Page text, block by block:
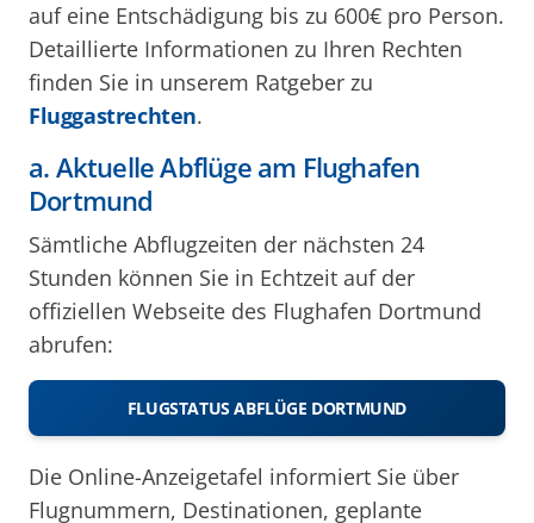
auf eine Entschädigung bis zu 600€ pro Person.
Detaillierte Informationen zu Ihren Rechten
finden Sie in unserem Ratgeber zu
Fluggastrechten.
a. Aktuelle Abflüge am Flughafen
Dortmund
Sämtliche Abflugzeiten der nächsten 24
Stunden können Sie in Echtzeit auf der
offiziellen Webseite des Flughafen Dortmund
abrufen:
FLUGSTATUS ABFLÜGE DORTMUND
Die Online-Anzeigetafel informiert Sie über
Flugnummern, Destinationen, geplante